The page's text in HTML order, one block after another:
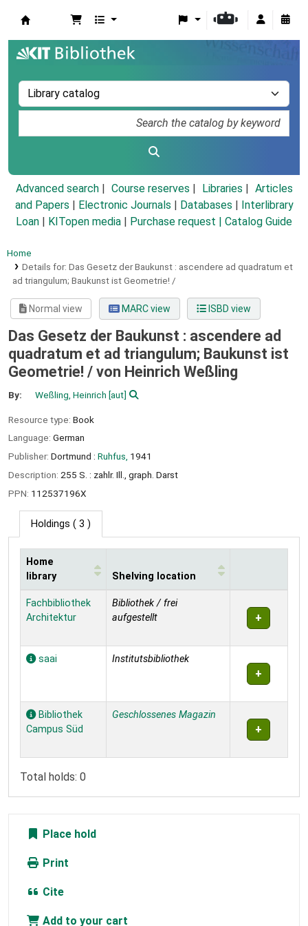
Advanced search Course reserves Libraries
Articles
and Papers
Electronic Journals Databases
Interlibrary
Loan
KITopen media Purchase request | Catalog Guide
Home
Details for: Das Gesetz der Baukunst : ascendere ad quadratum et
ad triangulum; Baukunst ist Geometrie! /
Normal view MARC view ISBD view
Das Gesetz der Baukunst : ascendere ad
quadratum et ad triangulum; Baukunst ist
Geometrie! / von Heinrich Weßling
By: Weßling, Heinrich [aut]
Resource type: Book
Language: German
Publisher: Dortmund : Ruhfus, 1941
Description: 255 S. : zahlr. Ill., graph. Darst
PPN: 112537196X
Holdings ( 3 )
Holdings
Home
library
Shelving location
Fachbibliothek
Architektur
Bibliothek / frei
aufgestellt
saai Institutsbibliothek
Bibliothek
Campus Süd
Geschlossenes Magazin
Total holds: 0
Place hold
Print
Cite
Add to your cart